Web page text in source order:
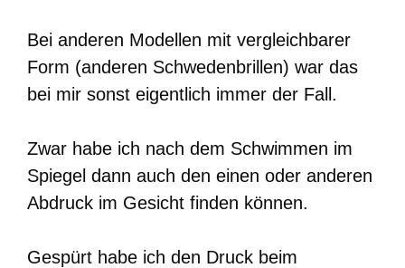
Bei anderen Modellen mit vergleichbarer
Form (anderen Schwedenbrillen) war das
bei mir sonst eigentlich immer der Fall.
Zwar habe ich nach dem Schwimmen im
Spiegel dann auch den einen oder anderen
Abdruck im Gesicht finden können.
Gespürt habe ich den Druck beim